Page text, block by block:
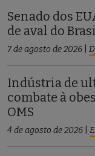
Senado dos
de aval do
7 de agosto de 2026
Indústria de
combate à
OMS
4 de agosto de 2026